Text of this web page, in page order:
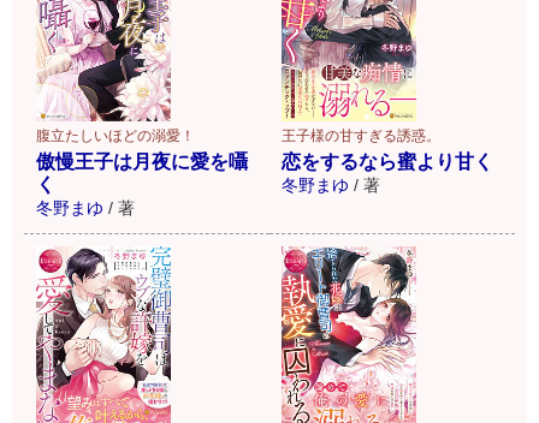
腹立たしいほどの溺愛！
傲慢王子は月夜に愛を囁
く
冬野まゆ / 著
王子様の甘すぎる誘惑。
恋をするなら蜜より甘く
冬野まゆ / 著